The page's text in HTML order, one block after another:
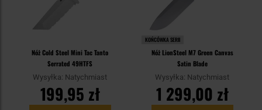
Nóż Cold Steel Mini Tac Tanto
Serrated 49HTFS
Wysyłka: Natychmiast
199,95 zł
KOŃCÓWKA SERII
Nóż LionSteel M7 Green Canvas
Satin Blade
Wysyłka: Natychmiast
1 299,00 zł